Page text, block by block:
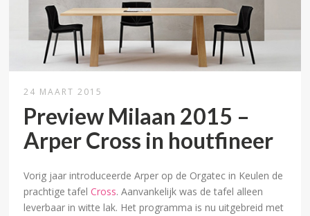
24 MAART 2015
Preview Milaan 2015 –
Arper Cross in houtfineer
Vorig jaar introduceerde Arper op de Orgatec in Keulen de
prachtige tafelCross. Aanvankelijk was de tafel alleen
leverbaar in witte lak. Het programma is nu uitgebreid met